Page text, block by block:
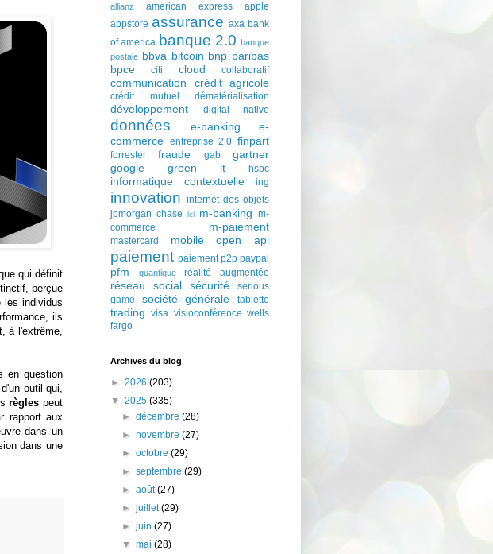
qui définit
perçue
les individus
ils
à l'extrême,
en question
outil qui,
règles peut
rapport aux
dans un
dans une
allianz american express
apple
appstore assurance axa bank
of america banque 2.0 banque
postale bbva bitcoin bnp paribas
bpce
citi cloud collaboratif
communication crédit agricole
crédit mutuel dématérialisation
développement digital native
données e-banking
e-
commerce entreprise 2.0 finpart
forrester fraude gab
gartner
google
green it hsbc
informatique contextuelle ing
innovation internet des objets
jpmorgan chase
lcl m-banking m-
commerce
m-paiement
mastercard mobile open api
paiement paiement p2p paypal
pfm quantique réalité augmentée
réseau social sécurité
serious
game
société générale tablette
trading visa visioconférence wells
fargo
Archives du blog
► 2026 (203)
▼ 2025 (335)
►décembre(28)
►novembre(27)
►octobre(29)
►septembre(29)
►août(27)
►juillet(29)
►juin(27)
▼mai(28)